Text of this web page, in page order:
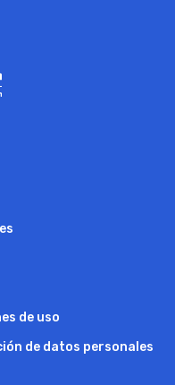
de uso
de datos personales